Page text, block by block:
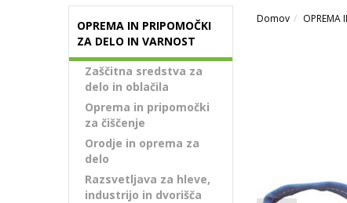
OPREMA IN PRIPOMOČKI
ZA DELO IN VARNOST
Zaščitna sredstva za
delo in oblačila
Oprema in pripomočki
za čiščenje
Orodje in oprema za
delo
Razsvetljava za hleve,
industrijo in dvorišča
Domov OPREMA